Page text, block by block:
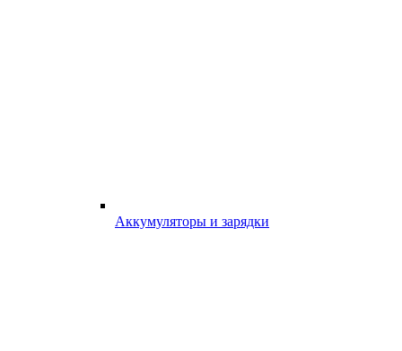
Аккумуляторы и зарядки